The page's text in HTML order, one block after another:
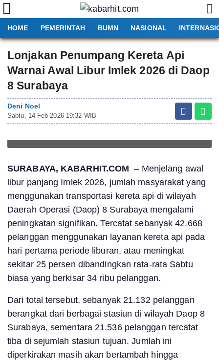
HOME PEMERINTAH BUMN NASIONAL
Lonjakan Penumpang Kereta Api
Warnai Awal Libur Imlek 2026 di Daop
8 Surabaya
Deni Noel
Sabtu, 14 Feb 2026 19:32 WIB
SURABAYA, KABARHIT.COM – Menjelang awal
libur panjang Imlek 2026, jumlah masyarakat yang
menggunakan transportasi kereta api di wilayah
Daerah Operasi (Daop) 8 Surabaya mengalami
peningkatan signifikan. Tercatat sebanyak 42.668
pelanggan menggunakan layanan kereta api pada
hari pertama periode liburan, atau meningkat
sekitar 25 persen dibandingkan rata-rata Sabtu
biasa yang berkisar 34 ribu pelanggan.
Dari total tersebut, sebanyak 21.132 pelanggan
berangkat dari berbagai stasiun di wilayah Daop 8
Surabaya, sementara 21.536 pelanggan tercatat
tiba di sejumlah stasiun tujuan. Jumlah ini
diperkirakan masih akan bertambah hingga